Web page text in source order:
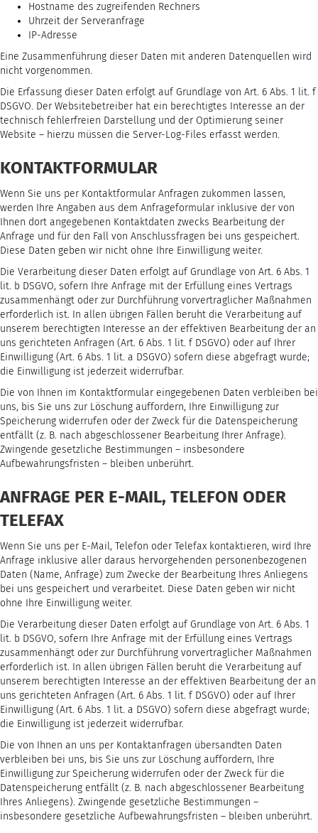
Hostname des zugreifenden Rechners
Uhrzeit der Serveranfrage
IP-Adresse
Eine Zusammenführung dieser Daten mit anderen Datenquellen wird
nicht vorgenommen.
Die Erfassung dieser Daten erfolgt auf Grundlage von Art. 6 Abs. 1 lit. f
DSGVO. Der Websitebetreiber hat ein berechtigtes Interesse an der
technisch fehlerfreien Darstellung und der Optimierung seiner
Website – hierzu müssen die Server-Log-Files erfasst werden.
KONTAKTFORMULAR
Wenn Sie uns per Kontaktformular Anfragen zukommen lassen,
werden Ihre Angaben aus dem Anfrageformular inklusive der von
Ihnen dort angegebenen Kontaktdaten zwecks Bearbeitung der
Anfrage und für den Fall von Anschlussfragen bei uns gespeichert.
Diese Daten geben wir nicht ohne Ihre Einwilligung weiter.
Die Verarbeitung dieser Daten erfolgt auf Grundlage von Art. 6 Abs. 1
lit. b DSGVO, sofern Ihre Anfrage mit der Erfüllung eines Vertrags
zusammenhängt oder zur Durchführung vorvertraglicher Maßnahmen
erforderlich ist. In allen übrigen Fällen beruht die Verarbeitung auf
unserem berechtigten Interesse an der effektiven Bearbeitung der an
uns gerichteten Anfragen (Art. 6 Abs. 1 lit. f DSGVO) oder auf Ihrer
Einwilligung (Art. 6 Abs. 1 lit. a DSGVO) sofern diese abgefragt wurde;
die Einwilligung ist jederzeit widerrufbar.
Die von Ihnen im Kontaktformular eingegebenen Daten verbleiben bei
uns, bis Sie uns zur Löschung auffordern, Ihre Einwilligung zur
Speicherung widerrufen oder der Zweck für die Datenspeicherung
entfällt (z. B. nach abgeschlossener Bearbeitung Ihrer Anfrage).
Zwingende gesetzliche Bestimmungen – insbesondere
Aufbewahrungsfristen – bleiben unberührt.
ANFRAGE PER E-MAIL, TELEFON ODER
TELEFAX
Wenn Sie uns per E-Mail, Telefon oder Telefax kontaktieren, wird Ihre
Anfrage inklusive aller daraus hervorgehenden personenbezogenen
Daten (Name, Anfrage) zum Zwecke der Bearbeitung Ihres Anliegens
bei uns gespeichert und verarbeitet. Diese Daten geben wir nicht
ohne Ihre Einwilligung weiter.
Die Verarbeitung dieser Daten erfolgt auf Grundlage von Art. 6 Abs. 1
lit. b DSGVO, sofern Ihre Anfrage mit der Erfüllung eines Vertrags
zusammenhängt oder zur Durchführung vorvertraglicher Maßnahmen
erforderlich ist. In allen übrigen Fällen beruht die Verarbeitung auf
unserem berechtigten Interesse an der effektiven Bearbeitung der an
uns gerichteten Anfragen (Art. 6 Abs. 1 lit. f DSGVO) oder auf Ihrer
Einwilligung (Art. 6 Abs. 1 lit. a DSGVO) sofern diese abgefragt wurde;
die Einwilligung ist jederzeit widerrufbar.
Die von Ihnen an uns per Kontaktanfragen übersandten Daten
verbleiben bei uns, bis Sie uns zur Löschung auffordern, Ihre
Einwilligung zur Speicherung widerrufen oder der Zweck für die
Datenspeicherung entfällt (z. B. nach abgeschlossener Bearbeitung
Ihres Anliegens). Zwingende gesetzliche Bestimmungen –
insbesondere gesetzliche Aufbewahrungsfristen – bleiben unberührt.